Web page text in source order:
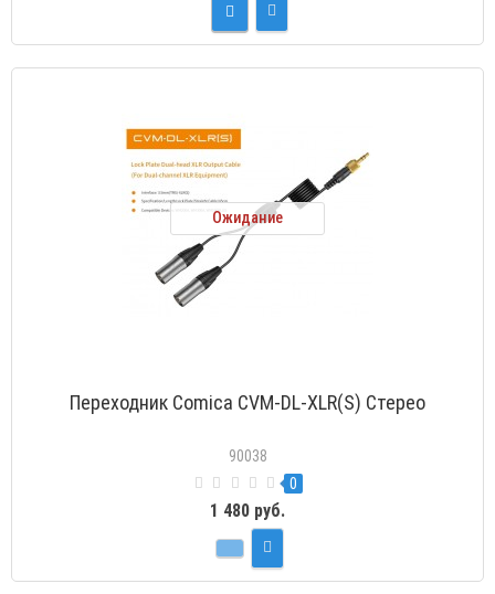
Ожидание
Переходник Comica CVM-DL-XLR(S) Стерео
90038
0
1 480 руб.